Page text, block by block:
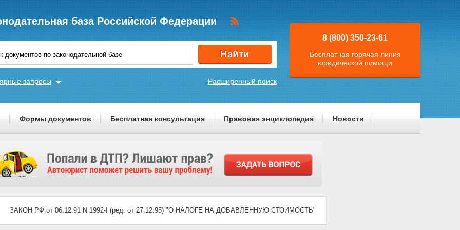
база Российской Федерации
Расширенный поиск
запросы
8 (800) 350-23-61
Бесплатная горячая линия
юридической помощи
Формы документов Бесплатная консультация Правовая энциклопедия Новости
ЗАКОН РФ от 06.12.91 N 1992-I (ред. от 27.12.95) "О НАЛОГЕ НА ДОБАВЛЕННУЮ СТОИМОСТЬ"